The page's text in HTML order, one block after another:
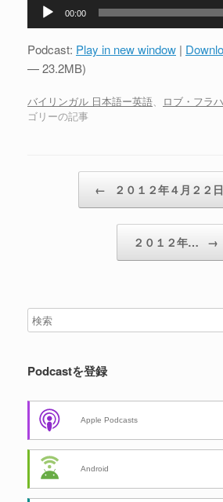
プ
ヤ
ー
00:00
Podcast: Play in new window |
— 23.2MB)
バイリンガル 日本語ー英語、 ロブ・フラ
ゴリーの記事
← ２０１２年４月２２
２０１２年… →
Podcastを登録
Apple Podcasts
Android